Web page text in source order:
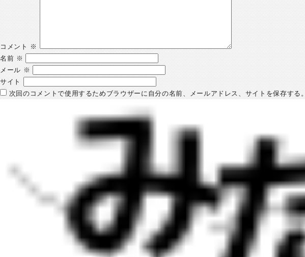
コメント
※
名前 ※
メール ※
サイト
次回のコメントで使用するためブラウザーに自分の名前、メールアドレス、サイトを保存する。